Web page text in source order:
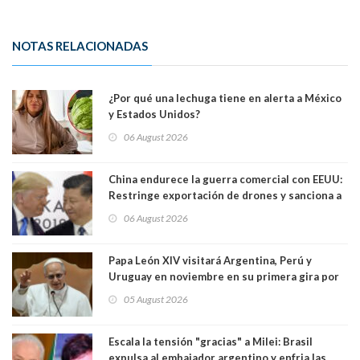
NOTAS RELACIONADAS
¿Por qué una lechuga tiene en alerta a México
y Estados Unidos?
06 August 2026
China endurece la guerra comercial con EEUU:
Restringe exportación de drones y sanciona a
06 August 2026
Papa León XIV visitará Argentina, Perú y
Uruguay en noviembre en su primera gira por
05 August 2026
Escala la tensión "gracias" a Milei: Brasil